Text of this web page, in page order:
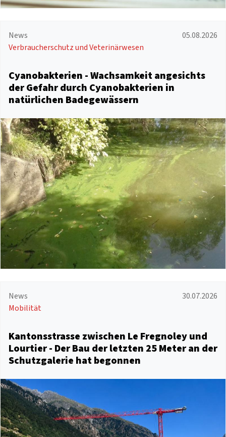
News
05.08.2026
Verbraucherschutz und Veterinärwesen
Cyanobakterien - Wachsamkeit angesichts
der Gefahr durch Cyanobakterien in
natürlichen Badegewässern
News
30.07.2026
Mobilität
Kantonsstrasse zwischen Le Fregnoley und
Lourtier - Der Bau der letzten 25 Meter an der
Schutzgalerie hat begonnen